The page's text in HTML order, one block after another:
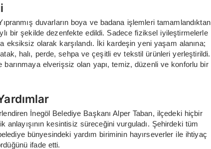
duvarların boya ve badana işlemleri tamamlandıktan
bir şekilde dezenfekte edildi. Sadece fiziksel iyileştirmelerle
eksiksiz olarak karşılandı. İki kardeşin yeni yaşam alanına;
halı, perde, sehpa ve çeşitli ev tekstil ürünleri yerleştirildi.
elverişsiz olan yapı, temiz, düzenli ve konforlu bir
İnegöl Belediye Başkanı Alper Taban, ilçedeki hiçbir
anlayışının kesintisiz süreceğini vurguladı. Şehirdeki tüm
bünyesindeki yardım biriminin hayırseverler ile ihtiyaç
ifade etti.